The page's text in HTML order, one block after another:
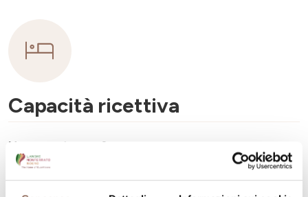
Capacità ricettiva
Numero stanze:
6
Numero di appartamenti: